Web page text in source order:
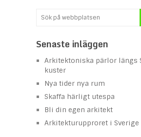
Senaste inläggen
Arkitektoniska pärlor längs
kuster
Nya tider nya rum
Skaffa härligt utespa
Bli din egen arkitekt
Arkitekturupproret i Sverige